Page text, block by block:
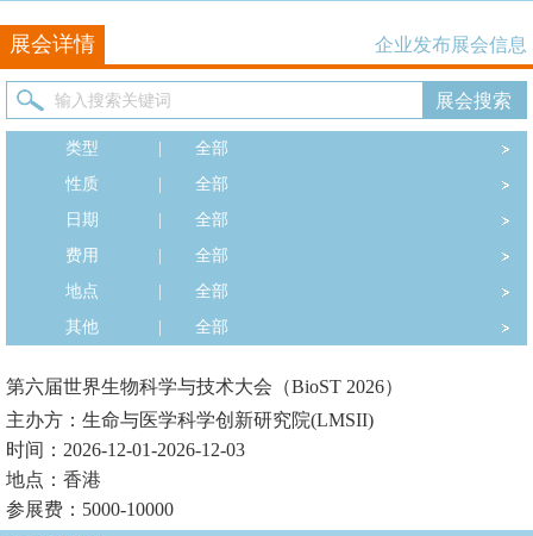
展会详情 企业发布展会信息
类型
全部
性质
全部
日期
全部
费用
全部
地点
全部
其他
全部
第六届世界生物科学与技术大会（BioST 2026）
主办方：生命与医学科学创新研究院(LMSII)
时间：2026-12-01-2026-12-03
地点：香港
参展费：5000-10000